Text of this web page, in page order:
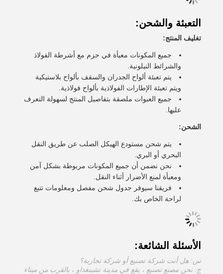
التعبئة والشحن:
تغليف المنتج:
جميع المكونات معبأة في حزم مع أشرطة الفولاذ
والشرائط النيلونية.
يتم تعبئة ألواح الجدران والسقف بألواح بلاستيكية
ويتم تعبئة الإطارات الفولاذية بألواح فولاذية.
جميع العبوات ملصقة بتفاصيل المنتج لسهولة التعرف
عليها.
الشحن:
يتم شحن مستودع الهيكل الصلب عن طريق النقل
البحري أو البري.
نحن نضمن أن جميع المكونات مربوطة بشكل آمن
ومعبأة لمنع الأضرار أثناء النقل.
فريقنا سيوفر جدول شحن مفصل ومعلومات تتبع
لراحة الخاص بك.
الأسئلة الشائعة:
س: هل أنت شركة تصنيع أو شركة تجارية؟
ج: نحن مصنع تصنيع ، يقع في مدينة تشينغداو ، بالقرب من ميناء